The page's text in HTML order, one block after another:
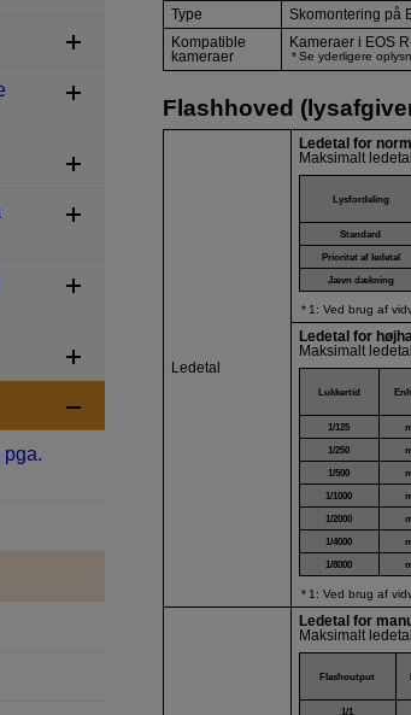
Type Skomontering på
Kompatible
kameraer
Kameraer i EOS
Se yderligere
Flashhoved
Ledetal
Ledetal for
Maksimalt
Lysfordeling
Standard
Prioritet af ledetal
Jævn dækning
1: Ved brug af
Ledetal for
Maksimalt
Lukkertid
1/125
1/250
1/500
1/1000
1/2000
1/4000
1/8000
1: Ved brug af
Ledetal for
Maksimalt
Flashoutput
1/1